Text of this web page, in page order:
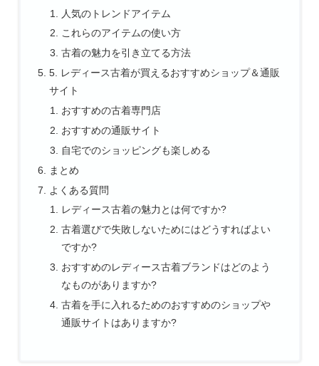
人気のトレンドアイテム
これらのアイテムの使い方
古着の魅力を引き立てる方法
5. レディース古着が買えるおすすめショップ＆通販
サイト
おすすめの古着専門店
おすすめの通販サイト
自宅でのショッピングも楽しめる
まとめ
よくある質問
レディース古着の魅力とは何ですか?
古着選びで失敗しないためにはどうすればよい
ですか?
おすすめのレディース古着ブランドはどのよう
なものがありますか?
古着を手に入れるためのおすすめのショップや
通販サイトはありますか?